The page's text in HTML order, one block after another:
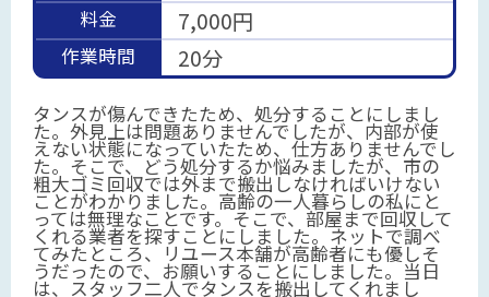
料金 7,000円
作業時間 20分
タンスが傷んできたため、処分することにしまし
た。外見上は問題ありませんでしたが、内部が使
えない状態になっていたため、仕方ありませんでし
た。そこで、どう処分するか悩みましたが、市の
粗大ゴミ回収では外まで搬出しなければいけない
ことがわかりました。高齢の一人暮らしの私にと
っては無理なことです。そこで、部屋まで回収して
くれる業者を探すことにしました。ネットで調べ
てみたところ、リユース本舗が高齢者にも優しそ
うだったので、お願いすることにしました。当日
は、スタッフ二人でタンスを搬出してくれまし